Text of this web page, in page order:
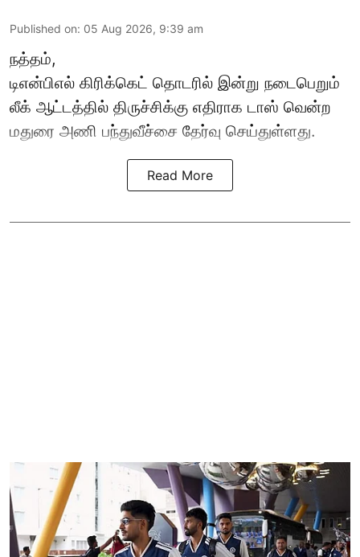
Published on: 05 Aug 2026, 9:39 am
நத்தம்,
டிஎன்பிஎல் கிரிக்கெட் தொடரில் இன்று நடைபெறும்
லீக் ஆட்டத்தில் திருச்சிக்கு எதிராக டாஸ் வென்ற
மதுரை அணி பந்துவீச்சை தேர்வு செய்துள்ளது.
Read More